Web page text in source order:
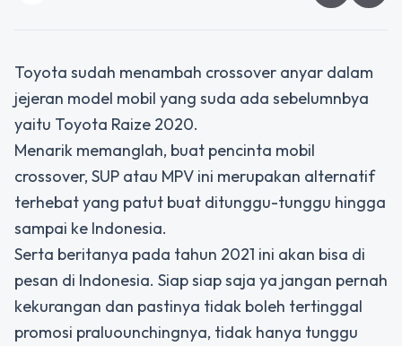
Toyota sudah menambah crossover anyar dalam
jejeran model mobil yang suda ada sebelumnbya
yaitu Toyota Raize 2020.
Menarik memanglah, buat pencinta mobil
crossover, SUP atau MPV ini merupakan alternatif
terhebat yang patut buat ditunggu-tunggu hingga
sampai ke Indonesia.
Serta beritanya pada tahun 2021 ini akan bisa di
pesan di Indonesia. Siap siap saja ya jangan pernah
kekurangan dan pastinya tidak boleh tertinggal
promosi praluounchingnya, tidak hanya tunggu